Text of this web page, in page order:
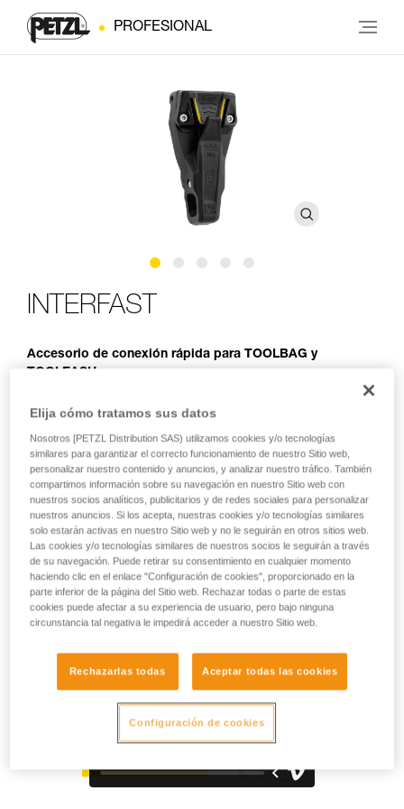
PROFESIONAL
INTERFAST
Accesorio de conexión rápida para TOOLBAG y
TOOLEASH
El INTERFAST es una accesorio que permite conectar a la
la caída de herramientas TOOLEASH. Polivalente, es
compatible con todos los arneses provistos de trabillas
portaherramientas. Su diseño compacto y robusto permite
limitar el volumen en el arnés, y asegurar el conjunto de los
elementos conectados durante los trabajos en altura.
HOW TO Use our solutions for dropped tool
prevention
Elija cómo tratamos sus datos
Nosotros [PETZL Distribution SAS) utilizamos cookies y/o tecnologías
similares para garantizar el correcto funcionamiento de nuestro Sitio web,
personalizar nuestro contenido y anuncios, y analizar nuestro tráfico. También
compartimos información sobre su navegación en nuestro Sitio web con
nuestros socios analíticos, publicitarios y de redes sociales para personalizar
nuestros anuncios. Si los acepta, nuestras cookies y/o tecnologías similares
solo estarán activas en nuestro Sitio web y no le seguirán en otros sitios web.
Las cookies y/o tecnologías similares de nuestros socios le seguirán a través
de su navegación. Puede retirar su consentimiento en cualquier momento
haciendo clic en el enlace "Configuración de cookies", proporcionado en la
parte inferior de la página del Sitio web. Rechazar todas o parte de estas
cookies puede afectar a su experiencia de usuario, pero bajo ninguna
circunstancia tal negativa le impedirá acceder a nuestro Sitio web.
Rechazarlas todas Aceptar todas las cookies
Configuración de cookies